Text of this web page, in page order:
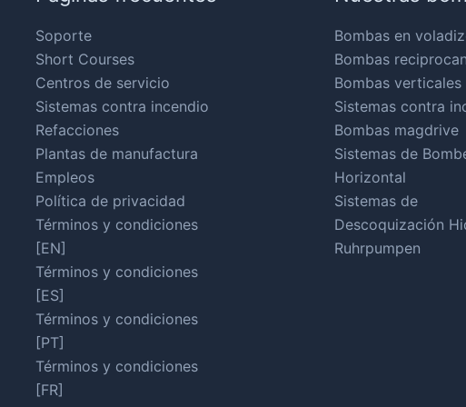
Soporte
Short Courses
Centros de servicio
Sistemas contra incendio
Refacciones
Plantas de manufactura
Empleos
Política de privacidad
Términos y condiciones
[EN]
Términos y condiciones
[ES]
Términos y condiciones
[PT]
Términos y condiciones
[FR]
Bombas en
Bombas
Bombas verticales
Sistemas contra
Bombas magdrive
Sistemas de
Horizontal
Sistemas de
Descoquización
Ruhrpumpen